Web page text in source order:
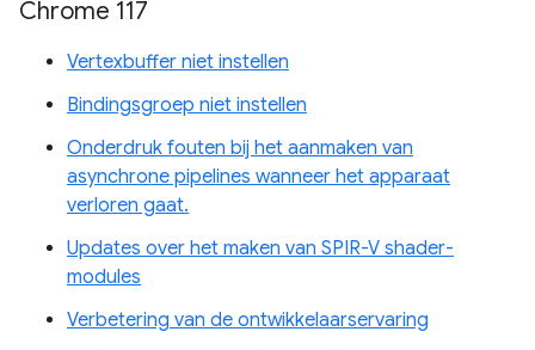
Chrome 117
Vertexbuffer niet instellen
Bindingsgroep niet instellen
Onderdruk fouten bij het aanmaken van
asynchrone pipelines wanneer het apparaat
verloren gaat.
Updates over het maken van SPIR-V shader-
modules
Verbetering van de ontwikkelaarservaring